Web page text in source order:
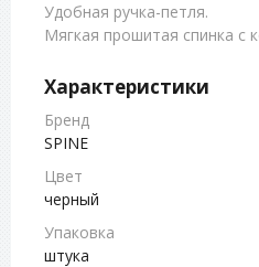
Удобная ручка-петля.
Мягкая прошитая спинка с
Характеристики
Бренд
SPINE
Цвет
черный
Упаковка
штука